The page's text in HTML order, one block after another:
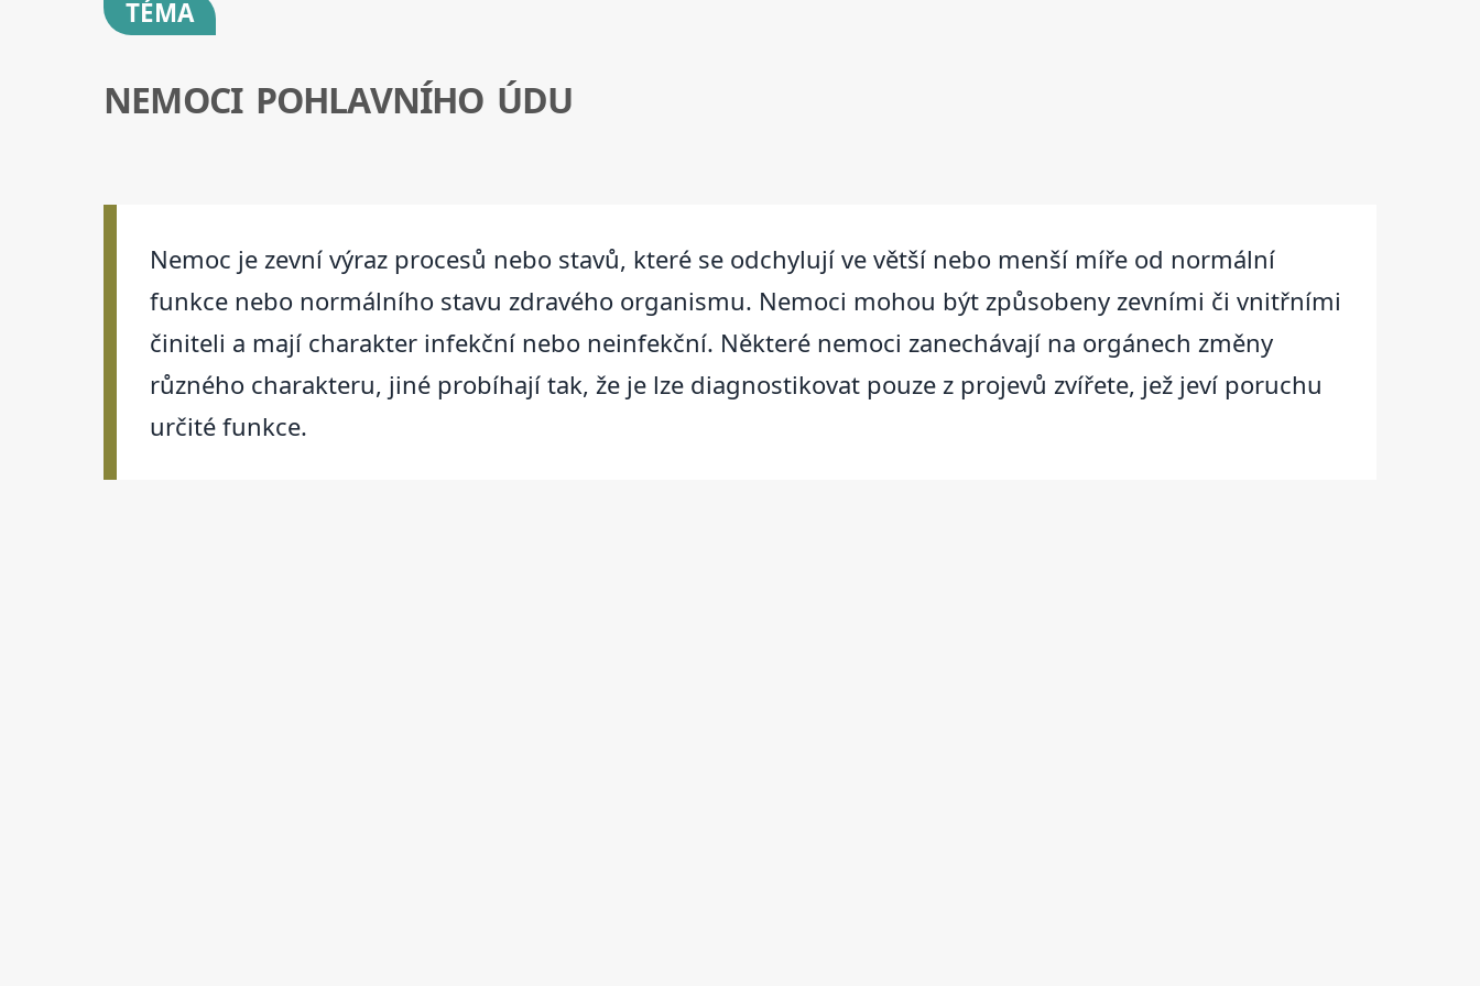
TÉMA
NEMOCI POHLAVNÍHO ÚDU
Nemoc je zevní výraz procesů nebo stavů, které se odchylují ve větší nebo menší míře od normální
funkce nebo normálního stavu zdravého organismu. Nemoci mohou být způsobeny zevními či vnitřními
činiteli a mají charakter infekční nebo neinfekční. Některé nemoci zanechávají na orgánech změny
různého charakteru, jiné probíhají tak, že je lze diagnostikovat pouze z projevů zvířete, jež jeví poruchu
určité funkce.